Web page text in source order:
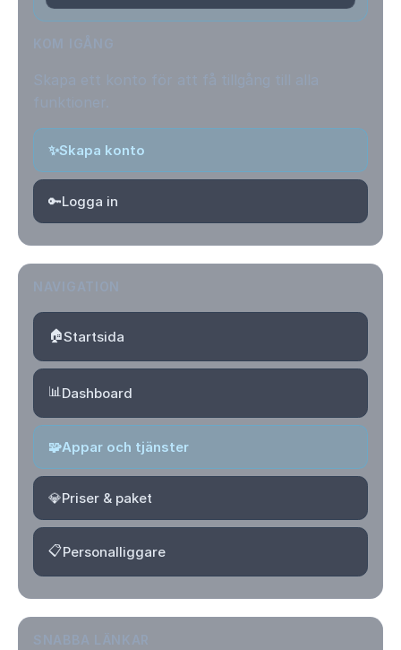
✨Skapa konto
🔑Logga in
🏠Startsida
📊Dashboard
🧩Appar och tjänster
💎Priser & paket
📋Personalliggare